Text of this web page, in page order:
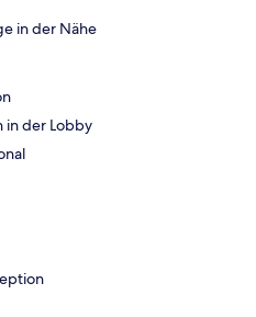
in der Nähe
in der Lobby